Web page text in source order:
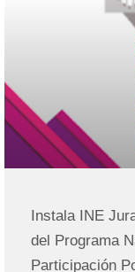
Instala INE
del Programa
Participación